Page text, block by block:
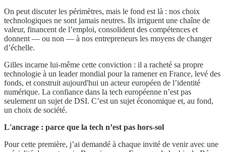
On peut discuter les périmètres, mais le fond est là : nos choix
technologiques ne sont jamais neutres. Ils irriguent une chaîne de
valeur, financent de l’emploi, consolident des compétences et
donnent — ou non — à nos entrepreneurs les moyens de changer
d’échelle.
Gilles incarne lui-même cette conviction : il a racheté sa propre
technologie à un leader mondial pour la ramener en France, levé des
fonds, et construit aujourd'hui un acteur européen de l’identité
numérique. La confiance dans la tech européenne n’est pas
seulement un sujet de DSI. C’est un sujet économique et, au fond,
un choix de société.
L'ancrage : parce que la tech n’est pas hors-sol
Pour cette première, j’ai demandé à chaque invité de venir avec une